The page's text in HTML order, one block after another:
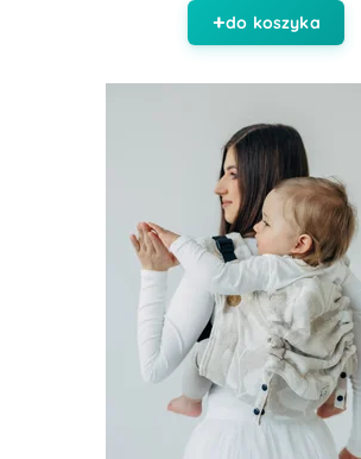
do koszyka